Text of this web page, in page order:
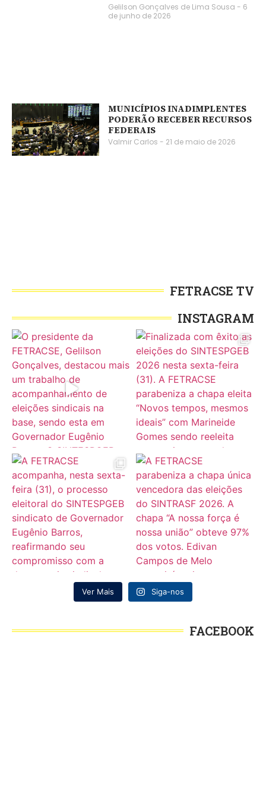
Gelilson Gonçalves de Lima Sousa
6
de junho de 2026
MUNICÍPIOS INADIMPLENTES
PODERÃO RECEBER RECURSOS
FEDERAIS
Valmir Carlos 21 de maio de 2026
FETRACSE TV
INSTAGRAM
Ver Mais Siga-nos
FACEBOOK